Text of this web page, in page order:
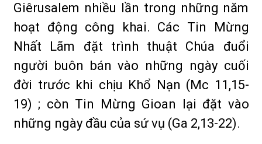
Giêrusalem nhiều lần trong những năm
hoạt động công khai. Các Tin Mừng
Nhất Lãm đặt trình thuật Chúa đuổi
người buôn bán vào những ngày cuối
đời trước khi chịu Khổ Nạn (Mc 11,15-
19) ; còn Tin Mừng Gioan lại đặt vào
những ngày đầu của sứ vụ (Ga 2,13-22).